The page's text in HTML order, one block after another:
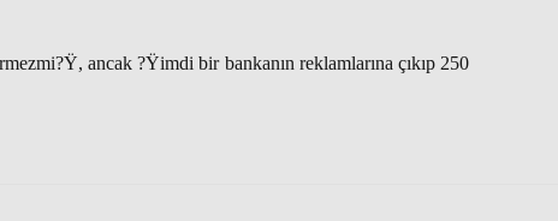
ancak ?Ÿimdi bir bankanın reklamlarına çıkıp 250